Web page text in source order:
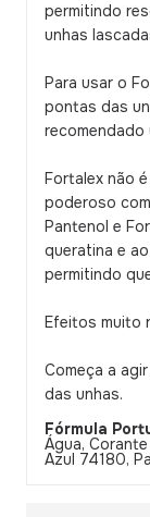
permitindo
unhas
Para usar o
pontas das
recomendado
Fortalex não
poderoso
Pantenol e
queratina e
permitindo
Efeitos muito
Começa a
das unhas.
Fórmula
Água,
Azul 74180,